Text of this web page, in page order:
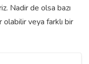
Nadir de olsa bazı
veya farklı bir